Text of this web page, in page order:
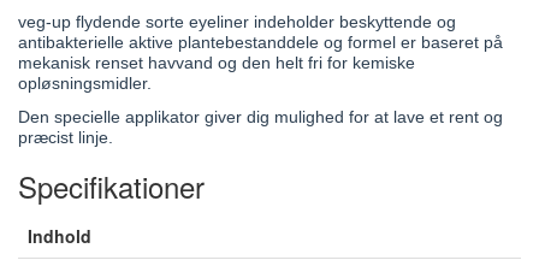
veg-up flydende sorte eyeliner indeholder beskyttende og
antibakterielle aktive plantebestanddele og formel er baseret på
mekanisk renset havvand og den helt fri for kemiske
opløsningsmidler.
Den specielle applikator giver dig mulighed for at lave et rent og
præcist linje.
Specifikationer
Indhold